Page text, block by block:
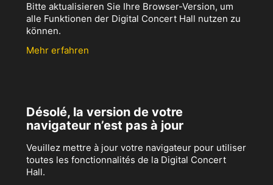
Bitte aktualisieren Sie Ihre Browser-Version, um
alle Funktionen der Digital Concert Hall nutzen zu
können.
Mehr erfahren
Désolé, la version de votre
navigateur n’est pas à jour
Veuillez mettre à jour votre navigateur pour utiliser
toutes les fonctionnalités de la Digital Concert
Hall.